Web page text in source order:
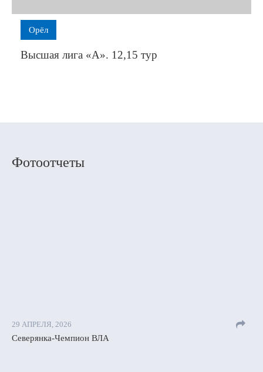
Орёл
Высшая лига «А». 12,15 тур
Фотоотчеты
29 АПРЕЛЯ, 2026
Северянка-Чемпион ВЛА